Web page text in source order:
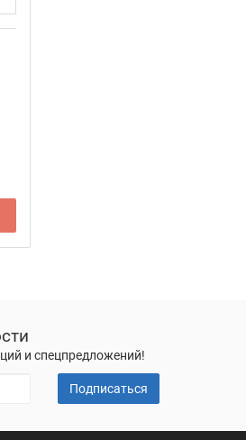
и спецпредложений!
Подписаться